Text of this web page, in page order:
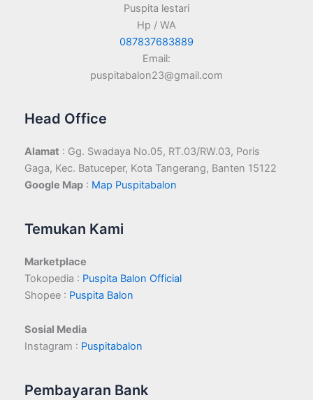
Puspita lestari
Hp / WA
087837683889
Email:
puspitabalon23@gmail.com
Head Office
Alamat : Gg. Swadaya No.05, RT.03/RW.03, Poris
Gaga, Kec. Batuceper, Kota Tangerang, Banten 15122
Google Map : Map Puspitabalon
Temukan Kami
Marketplace
Tokopedia : Puspita Balon Official
Shopee : Puspita Balon
Sosial Media
Instagram : Puspitabalon
Pembayaran Bank